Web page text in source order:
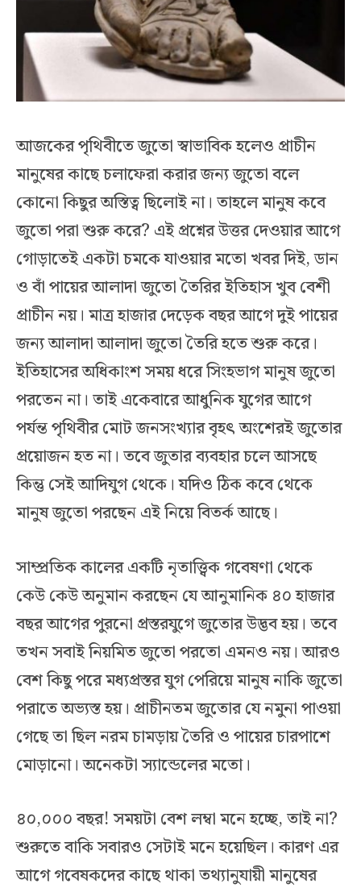
আজকের পৃথিবীতে জুতো স্বাভাবিক হলেও প্রাচীন
মানুষের কাছে চলাফেরা করার জন্য জুতো বলে
কোনো কিছুর অস্তিত্ব ছিলোই না। তাহলে মানুষ কবে
জুতো পরা শুরু করে? এই প্রশ্নের উত্তর দেওয়ার আগে
গোড়াতেই একটা চমকে যাওয়ার মতো খবর দিই, ডান
ও বাঁ পায়ের আলাদা জুতো তৈরির ইতিহাস খুব বেশী
প্রাচীন নয়। মাত্র হাজার দেড়েক বছর আগে দুই পায়ের
জন্য আলাদা আলাদা জুতো তৈরি হতে শুরু করে।
ইতিহাসের অধিকাংশ সময় ধরে সিংহভাগ মানুষ জুতো
পরতেন না। তাই একেবারে আধুনিক যুগের আগে
পর্যন্ত পৃথিবীর মোট জনসংখ্যার বৃহৎ অংশেরই জুতোর
প্রয়োজন হত না। তবে জুতার ব্যবহার চলে আসছে
কিন্তু সেই আদিযুগ থেকে। যদিও ঠিক কবে থেকে
মানুষ জুতো পরছেন এই নিয়ে বিতর্ক আছে।
সাম্প্রতিক কালের একটি নৃতাত্ত্বিক গবেষণা থেকে
কেউ কেউ অনুমান করছেন যে আনুমানিক ৪০ হাজার
বছর আগের পুরনো প্রস্তরযুগে জুতোর উদ্ভব হয়। তবে
তখন সবাই নিয়মিত জুতো পরতো এমনও নয়। আরও
বেশ কিছু পরে মধ্যপ্রস্তর যুগ পেরিয়ে মানুষ নাকি জুতো
পরাতে অভ্যস্ত হয়। প্রাচীনতম জুতোর যে নমুনা পাওয়া
গেছে তা ছিল নরম চামড়ায় তৈরি ও পায়ের চারপাশে
মোড়ানো। অনেকটা স্যান্ডেলের মতো।
৪০,০০০ বছর! সময়টা বেশ লম্বা মনে হচ্ছে, তাই না?
শুরুতে বাকি সবারও সেটাই মনে হয়েছিল। কারণ এর
আগে গবেষকদের কাছে থাকা তথ্যানুযায়ী মানুষের